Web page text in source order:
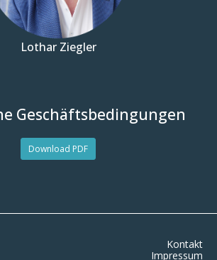
Lothar Ziegler
Geschäftsbedingungen
Download PDF
Kontakt
Impressum